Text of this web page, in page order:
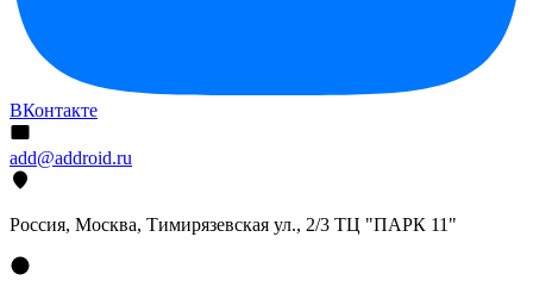
ВКонтакте
add@addroid.ru
Россия, Москва, Тимирязевская ул., 2/3 ТЦ "ПАРК 11"